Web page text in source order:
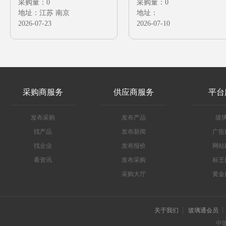
采购量：0
地址：江苏 南京
2026-07-23
需要膠合來料金屬上 要
精度高能報價嗎? 厚度公
采购量：0
地址：
2026-07-10
采购商服务
发布采购
找产品
找企业
看资讯
供应商服务
发布产品
发布新闻
发布报价
发布采购
采购大厅
平
玻
广告
网
标王
黄金
关于我们
玻璃通会员
中